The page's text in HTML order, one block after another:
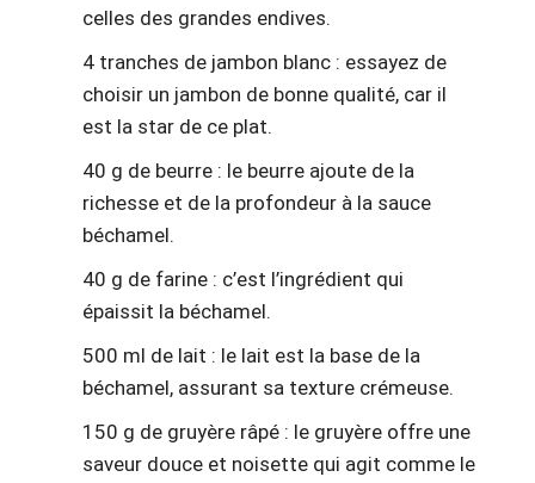
celles des grandes endives.
4 tranches de jambon blanc : essayez de
choisir un jambon de bonne qualité, car il
est la star de ce plat.
40 g de beurre : le beurre ajoute de la
richesse et de la profondeur à la sauce
béchamel.
40 g de farine : c’est l’ingrédient qui
épaissit la béchamel.
500 ml de lait : le lait est la base de la
béchamel, assurant sa texture crémeuse.
150 g de gruyère râpé : le gruyère offre une
saveur douce et noisette qui agit comme le